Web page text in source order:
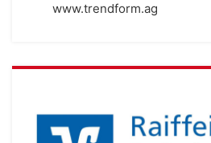
www.trendform.ag